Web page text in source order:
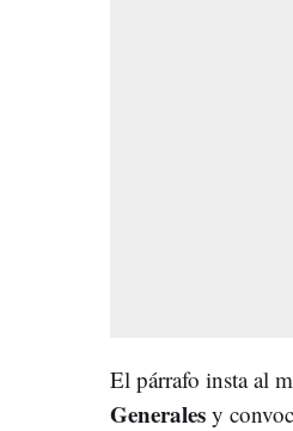
El párrafo insta al
Generales y